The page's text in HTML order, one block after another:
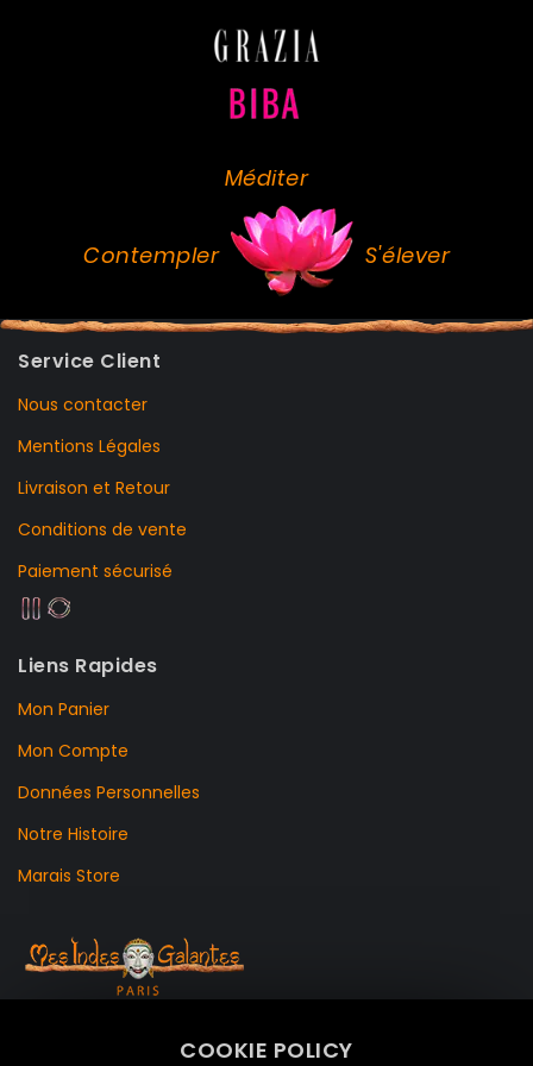
COOKIE POLICY
Méditer
Contempler S'élever
Service Client
Nous contacter
Mentions Légales
Livraison et Retour
Conditions de vente
Paiement sécurisé
Liens Rapides
Mon Panier
Mon Compte
Données Personnelles
Notre Histoire
Marais Store
Le Marais, 75004 Paris